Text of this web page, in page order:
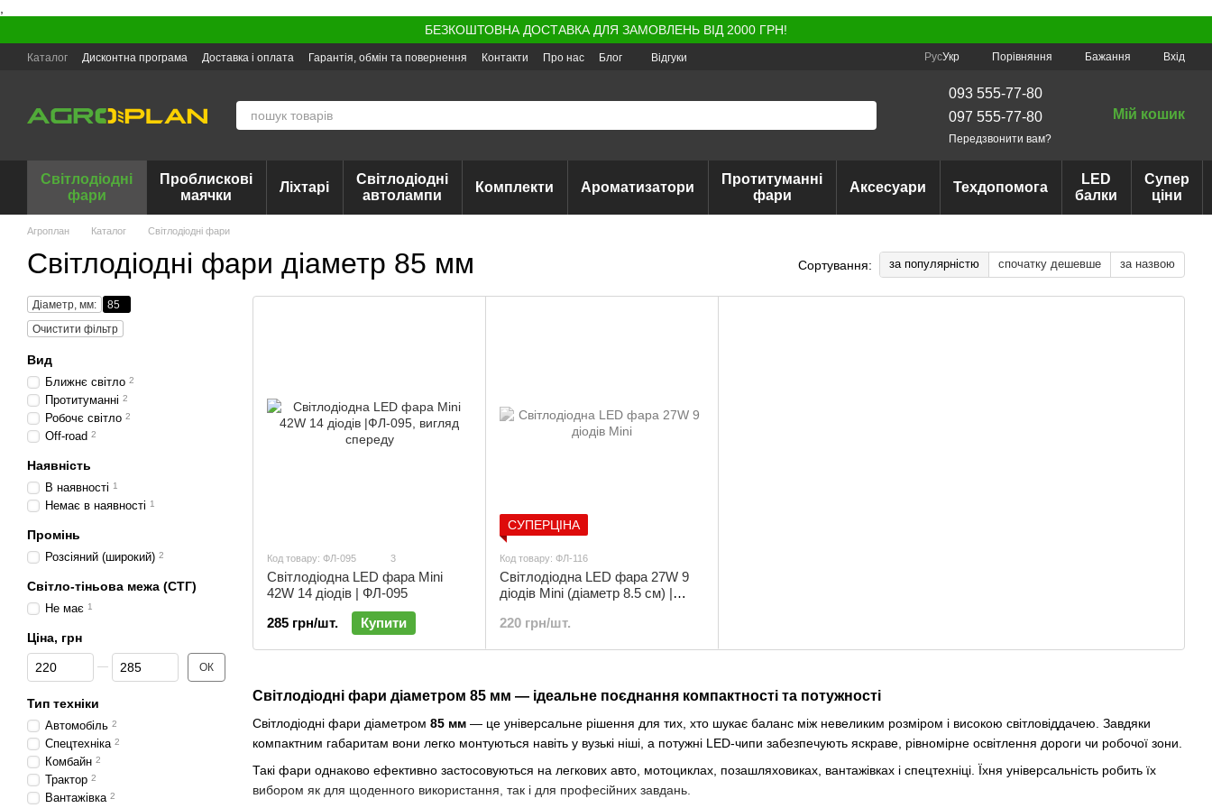
БЕЗКОШТОВНА ДОСТАВКА ДЛЯ ЗАМОВЛЕНЬ ВІД 2000 ГРН!
Каталог Дисконтна програма Доставка і оплата Гарантія, обмін та повернення Контакти Про нас Блог Відгуки РусУкр Порівняння Бажання Вхід
093 555-77-80
097 555-77-80
Передзвонити вам?
Мій кошик
Світлодіодні
фари
Проблискові
маячки
Ліхтарі
Світлодіодні
автолампи
Комплекти Ароматизатори
Протитуманні
фари
Аксесуари Техдопомога
LED
балки
Супер
ціни
Агроплан Каталог Світлодіодні фари
Світлодіодні фари діаметр 85 мм Сортування: за популярністю спочатку дешевше за назвою
Світлодіодні фари діаметром 85 мм — ідеальне поєднання компактності та потужності
Світлодіодні фари діаметром 85 мм — це універсальне рішення для тих, хто шукає баланс між невеликим розміром і високою світловіддачею. Завдяки
компактним габаритам вони легко монтуються навіть у вузькі ніші, а потужні LED-чипи забезпечують яскраве, рівномірне освітлення дороги чи робочої зони.
Такі фари однаково ефективно застосовуються на легкових авто, мотоциклах, позашляховиках, вантажівках і спецтехніці. Їхня універсальність робить їх
вибором як для щоденного використання, так і для професійних завдань.
Код товару: ФЛ-095 3
Світлодіодна LED фара Мini
42W 14 діодів | ФЛ-095
285 грн/шт.
Купити
СУПЕРЦІНА
Код товару: ФЛ-116
Світлодіодна LED фара 27W 9
діодів Мini (діаметр 8.5 см) |
220 грн/шт.
Діаметр, мм:
85
Очистити фільтр
Вид
Ближнє світло 2
Протитуманні 2
Робочє світло 2
Off-road 2
Наявність
В наявності 1
Немає в наявності 1
Промінь
Розсіяний (широкий) 2
Світло-тіньова межа (СТГ)
Не має 1
Ціна, грн
Від Ціна, грн
До Ціна, грн ОК
Тип техніки
Автомобіль 2
Спецтехніка 2
Комбайн 2
Трактор 2
Вантажівка 2